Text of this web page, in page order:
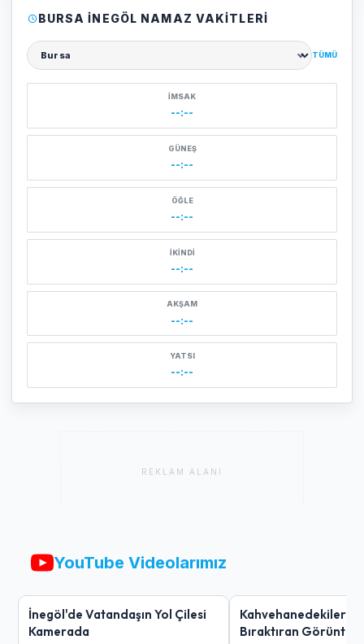
BURSA İNEGÖL NAMAZ VAKITLERI
Şehir seçin
TÜMÜ
İMSAK
--:--
GÜNEŞ
--:--
ÖĞLE
--:--
İKINDI
--:--
AKŞAM
--:--
YATSI
--:--
REKLAM ALANI
YouTube Videolarımız
İnegöl'de Vatandaşın Yol Çilesi
Kamerada
Kahvehanedekiler
Bıraktıran Görüntü!